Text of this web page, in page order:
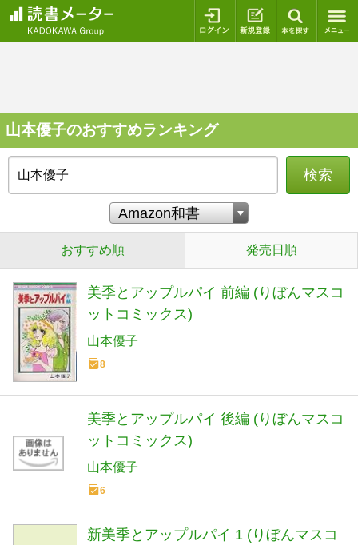
ログイン 新規登録
山本優子のおすすめランキング
検索
おすすめ順 発売日順
美季とアップルパイ 前編 (りぼんマスコ
ットコミックス)
山本優子
8
美季とアップルパイ 後編 (りぼんマスコ
ットコミックス)
山本優子
6
新美季とアップルパイ 1 (りぼんマスコ